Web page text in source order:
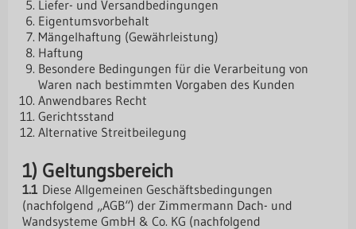
Liefer- und Versandbedingungen
Eigentumsvorbehalt
Mängelhaftung (Gewährleistung)
Haftung
Besondere Bedingungen für die Verarbeitung von
Waren nach bestimmten Vorgaben des Kunden
Anwendbares Recht
Gerichtsstand
Alternative Streitbeilegung
1) Geltungsbereich
1.1 Diese Allgemeinen Geschäftsbedingungen
(nachfolgend „AGB“) der Zimmermann Dach- und
Wandsysteme GmbH & Co. KG (nachfolgend